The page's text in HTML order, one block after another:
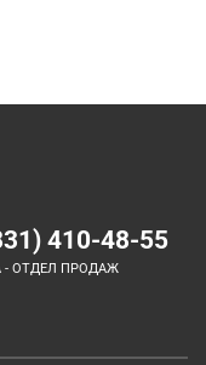
410-48-55
- ОТДЕЛ ПРОДАЖ